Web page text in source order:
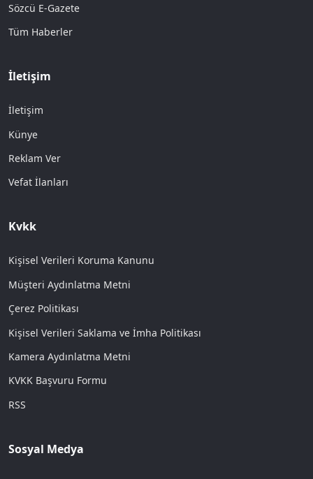
Sözcü E-Gazete
Tüm Haberler
İletişim
İletişim
Künye
Reklam Ver
Vefat İlanları
Kvkk
Kişisel Verileri Koruma Kanunu
Müşteri Aydınlatma Metni
Çerez Politikası
Kişisel Verileri Saklama ve İmha Politikası
Kamera Aydınlatma Metni
KVKK Başvuru Formu
RSS
Sosyal Medya